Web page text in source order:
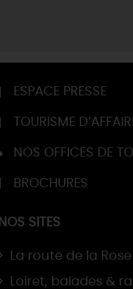
ESPACE PRESSE
TOURISME
NOS OFFICES DE
BROCHURES
NOS SITES
La route de la Rose
Loiret, balades &